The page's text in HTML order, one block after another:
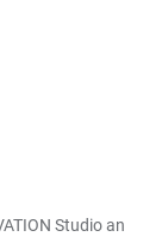
Studio an